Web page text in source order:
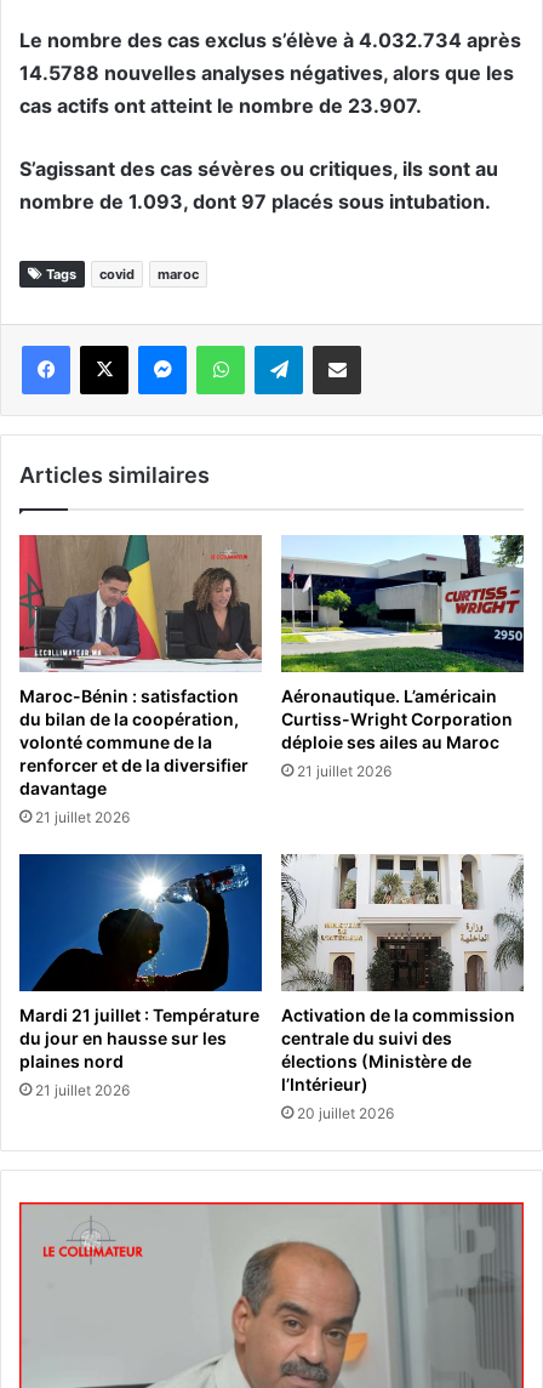
Le nombre des cas exclus s’élève à 4.032.734 après
14.5788 nouvelles analyses négatives, alors que les
cas actifs ont atteint le nombre de 23.907.
S’agissant des cas sévères ou critiques, ils sont au
nombre de 1.093, dont 97 placés sous intubation.
Tags covid maroc
WhatsApp Telegram
Articles similaires
Maroc-Bénin : satisfaction
du bilan de la coopération,
volonté commune de la
renforcer et de la diversifier
davantage
21 juillet 2026
Aéronautique. L’américain
Curtiss-Wright Corporation
déploie ses ailes au Maroc
21 juillet 2026
Mardi 21 juillet : Température
du jour en hausse sur les
plaines nord
21 juillet 2026
Activation de la commission
centrale du suivi des
élections (Ministère de
l’Intérieur)
20 juillet 2026